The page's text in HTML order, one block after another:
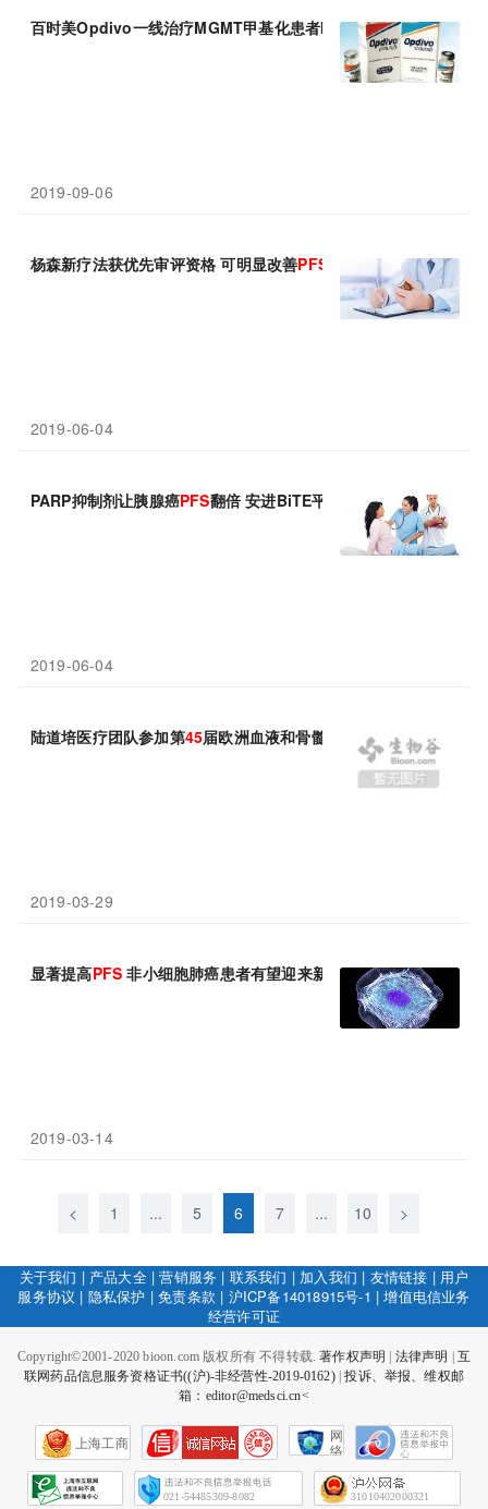
百时美Opdivo一线治疗MGMT甲基化患者III期临床未达PFS主要
2019-09-06
杨森新疗法获优先审评资格 可明显改善PFS
2019-06-04
PARP抑制剂让胰腺癌PFS翻倍 安进BiTE平台展现多种抗癌潜力
2019-06-04
陆道培医疗团队参加第45届欧洲血液和骨髓移植学会年会
2019-03-29
显著提高PFS 非小细胞肺癌患者有望迎来新组合疗法
2019-03-14
< 1 ... 5 6 7 ... 10 >
关于我们 | 产品大全|营销服务 | 联系我们 | 加入我们 | 友情链接 | 用户
服务协议 | 隐私保护 |免责条款 | 沪ICP备14018915号-1 |增值电信业务
经营许可证
Copyright©2001-2020 bioon.com 版权所有 不得转载.著作权声明 法律声明
互
联网药品信息服务资格证书((沪)-非经营性-2019-0162)|投诉、举报、维权邮
箱：editor@medsci.cn<
上海工商
网
络
会
征
021-54485309-8082 31010402000321